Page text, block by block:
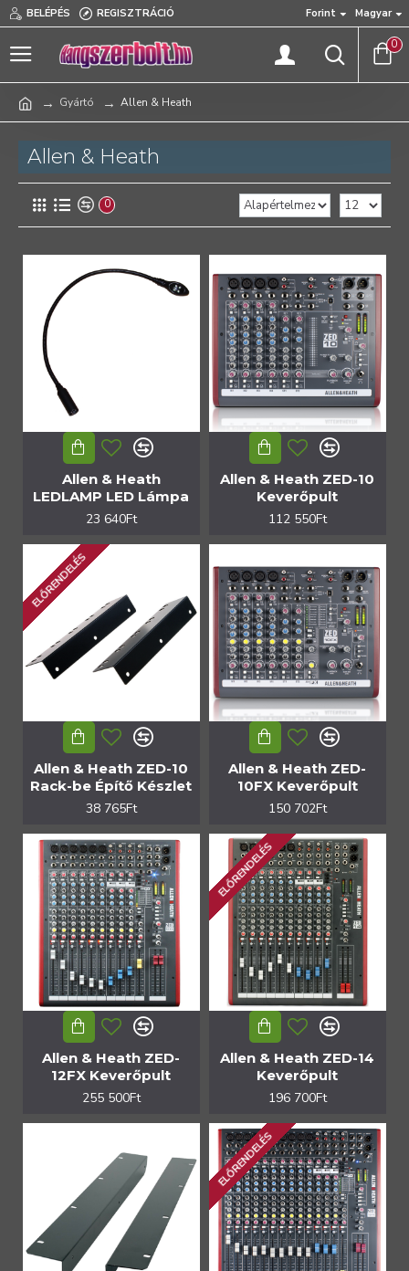
BELÉPÉS REGISZTRÁCIÓ Forint Magyar
0
Gyártó Allen & Heath
Allen & Heath
0
Allen & Heath
LEDLAMP LED Lámpa
23 640Ft
Allen & Heath ZED-10
Keverőpult
112 550Ft
ELŐRENDELÉS
Allen & Heath ZED-10
Rack-be Építő Készlet
38 765Ft
Allen & Heath ZED-
10FX Keverőpult
150 702Ft
Allen & Heath ZED-
12FX Keverőpult
255 500Ft
ELŐRENDELÉS
Allen & Heath ZED-14
Keverőpult
196 700Ft
ELŐRENDELÉS